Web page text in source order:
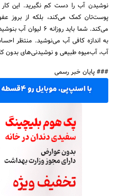
نوشیدن آب را دست کم نگیرید. این
پوست‌تان کمک می‌کند، بلکه از بروز
می‌کند. شما باید
به اندازه کافی آب می‌نوشید. منتظر
آب، آب‌میوه طبیعی و نوشیدنی‌های بدون
### پایان خبر رسمی